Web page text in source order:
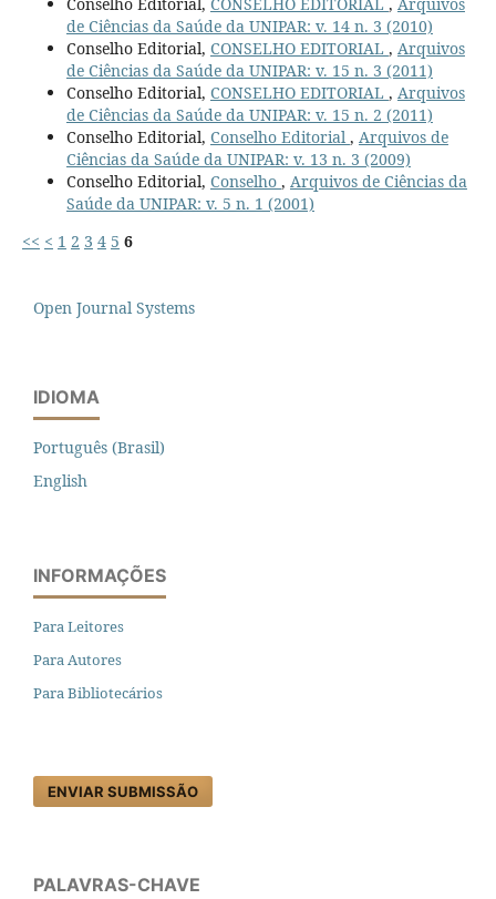
Conselho Editorial, CONSELHO EDITORIAL , Arquivos
de Ciências da Saúde da UNIPAR: v. 14 n. 3 (2010)
Conselho Editorial, CONSELHO EDITORIAL , Arquivos
de Ciências da Saúde da UNIPAR: v. 15 n. 3 (2011)
Conselho Editorial, CONSELHO EDITORIAL , Arquivos
de Ciências da Saúde da UNIPAR: v. 15 n. 2 (2011)
Conselho Editorial, Conselho Editorial , Arquivos de
Ciências da Saúde da UNIPAR: v. 13 n. 3 (2009)
Conselho Editorial, Conselho , Arquivos de Ciências da
Saúde da UNIPAR: v. 5 n. 1 (2001)
<< < 1 2 3 4 5 6
Open Journal Systems
IDIOMA
Português (Brasil)
English
INFORMAÇÕES
Para Leitores
Para Autores
Para Bibliotecários
ENVIAR SUBMISSÃO
PALAVRAS-CHAVE